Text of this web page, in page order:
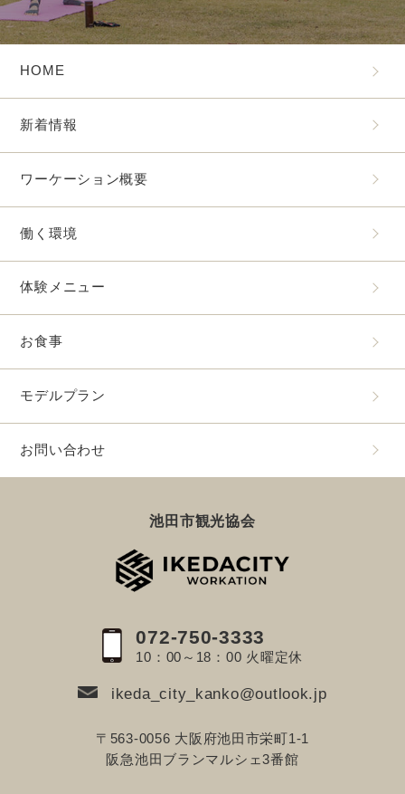
HOME
新着情報
ワーケーション概要
働く環境
体験メニュー
お食事
モデルプラン
お問い合わせ
池田市観光協会
072-750-3333
10：00～18：00 火曜定休
ikeda_city_kanko@outlook.jp
〒563-0056 大阪府池田市栄町1-1
阪急池田ブランマルシェ3番館